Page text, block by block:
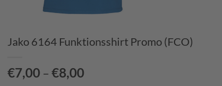
Jako 6164 Funktionsshirt Promo (FCO)
€7,00 – €8,00